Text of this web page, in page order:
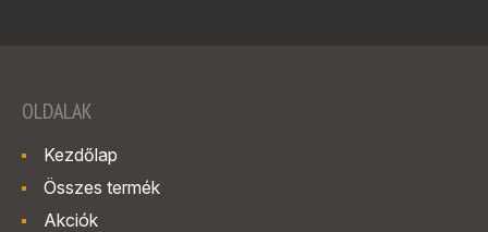
OLDALAK
Kezdőlap
Összes termék
Akciók